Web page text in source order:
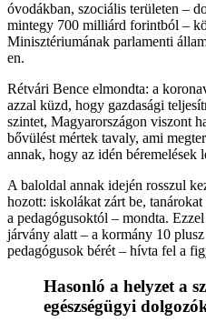
óvodákban, szociális területen –
mintegy 700 milliárd forintból –
Minisztériumának parlamenti
en.
Rétvári Bence elmondta: a
azzal küzd, hogy gazdasági
szintet, Magyarországon viszont
bővülést mértek tavaly, ami
annak, hogy az idén béremelések
A baloldal annak idején rosszul
hozott: iskolákat zárt be,
a pedagógusoktól – mondta.
járvány alatt – a kormány 10
pedagógusok bérét – hívta fel a
Hasonló a helyzet a
egészségügyi